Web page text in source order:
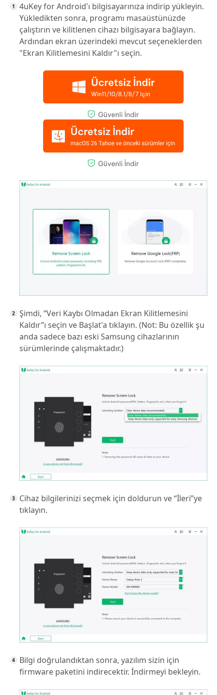
4uKey for Android'ı bilgisayarınıza indirip yükleyin.
Yükledikten sonra, programı masaüstünüzde
çalıştırın ve kilitlenen cihazı bilgisayara bağlayın.
Ardından ekran üzerindeki mevcut seçeneklerden
"Ekran Kilitlemesini Kaldır"ı seçin.
Şimdi, “Veri Kaybı Olmadan Ekran Kilitlemesini
Kaldır”ı seçin ve Başlat'a tıklayın. (Not: Bu özellik şu
anda sadece bazı eski Samsung cihazlarının
sürümlerinde çalışmaktadır.)
Cihaz bilgilerinizi seçmek için doldurun ve “İleri”ye
tıklayın.
Bilgi doğrulandıktan sonra, yazılım sizin için
firmware paketini indirecektir. İndirmeyi bekleyin.